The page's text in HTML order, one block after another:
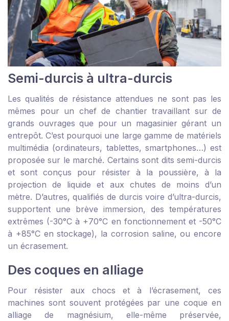
Semi-durcis à ultra-durcis
Les qualités de résistance attendues ne sont pas les
mêmes pour un chef de chantier travaillant sur de
grands ouvrages que pour un magasinier gérant un
entrepôt. C’est pourquoi une large gamme de matériels
multimédia (ordinateurs, tablettes, smartphones…) est
proposée sur le marché. Certains sont dits semi-durcis
et sont conçus pour résister à la poussière, à la
projection de liquide et aux chutes de moins d’un
mètre. D’autres, qualifiés de durcis voire d’ultra-durcis,
supportent une brève immersion, des températures
extrêmes (-30°C à +70°C en fonctionnement et -50°C
à +85°C en stockage), la corrosion saline, ou encore
un écrasement.
Des coques en alliage
Pour résister aux chocs et à l’écrasement, ces
machines sont souvent protégées par une coque en
alliage de magnésium, elle-même préservée,